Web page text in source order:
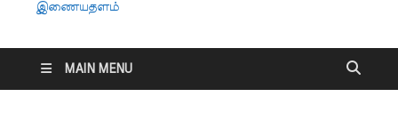
இணையதளம்
MAIN MENU